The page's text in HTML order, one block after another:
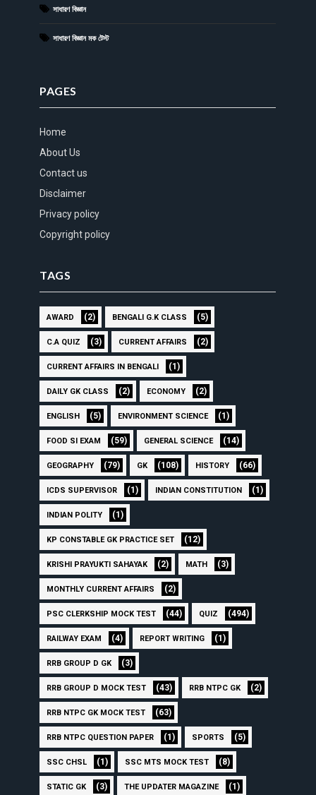
সাধারণ বিজ্ঞান
সাধারণ বিজ্ঞান মক টেস্ট
PAGES
Home
About Us
Contact us
Disclaimer
Privacy policy
Copyright policy
TAGS
AWARD (2) BENGALI G.K CLASS (5)
C.A QUIZ (3) CURRENT AFFAIRS (2)
CURRENT AFFAIRS IN BENGALI (1)
DAILY GK CLASS (2) ECONOMY (2)
ENGLISH (5) ENVIRONMENT SCIENCE (1)
FOOD SI EXAM (59) GENERAL SCIENCE (14)
GEOGRAPHY (79) GK (108) HISTORY (66)
ICDS SUPERVISOR (1) INDIAN CONSTITUTION (1)
INDIAN POLITY (1)
KP CONSTABLE GK PRACTICE SET (12)
KRISHI PRAYUKTI SAHAYAK (2) MATH (3)
MONTHLY CURRENT AFFAIRS (2)
PSC CLERKSHIP MOCK TEST (44) QUIZ (494)
RAILWAY EXAM (4) REPORT WRITING (1)
RRB GROUP D GK (3)
RRB GROUP D MOCK TEST (43) RRB NTPC GK (2)
RRB NTPC GK MOCK TEST (63)
RRB NTPC QUESTION PAPER (1) SPORTS (5)
SSC CHSL (1) SSC MTS MOCK TEST (8)
STATIC GK (3) THE UPDATER MAGAZINE (1)